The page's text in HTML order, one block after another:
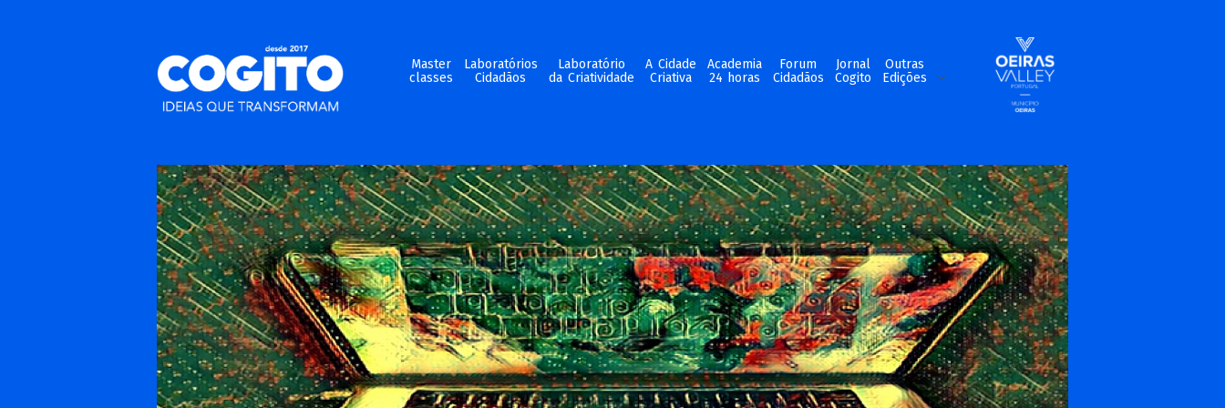
Master
classes
Laboratórios
Cidadãos
Laboratório
da Criatividade
A Cidade
Criativa
Academia
24 horas
Forum
Cidadãos
Jornal
Cogito
Outras
Edições